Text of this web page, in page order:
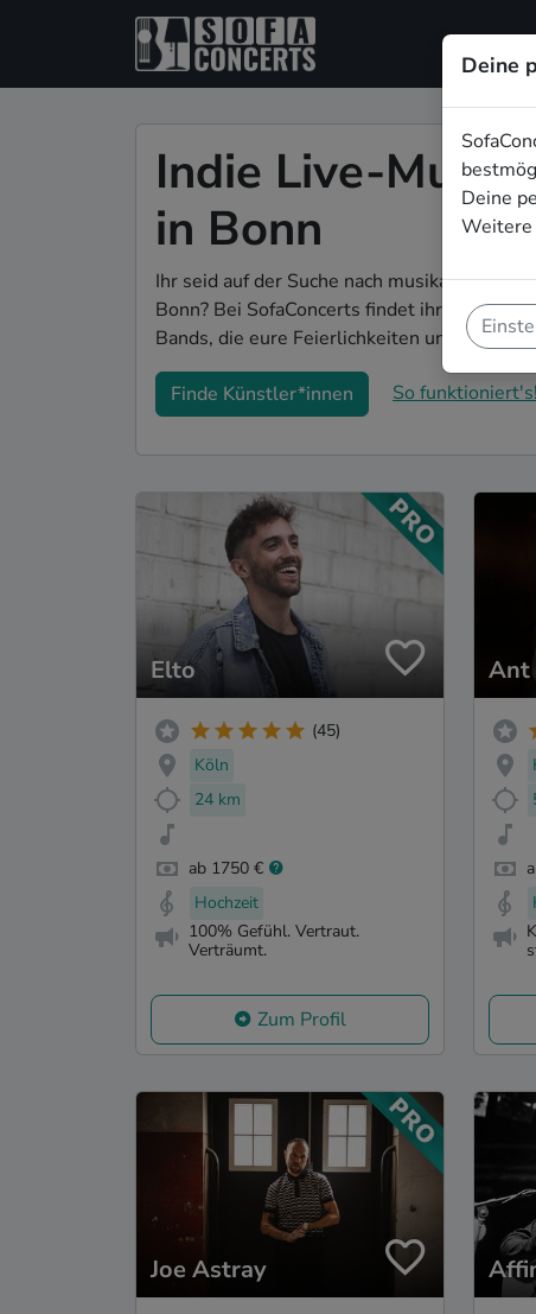
Indie Live-
in Bonn
Ihr seid auf der Suche nach musikalischer
Bonn? Bei SofaConcerts findet ihr
Bands, die eure Feierlichkeiten und den
Finde Künstler*innen So funktioniert's!
Elto
(45)
Köln
24 km
ab 1750 €
Hochzeit
100% Gefühl. Vertraut.
Verträumt.
Zum Profil
Ant
Joe Astray
Deine
Deine
Weitere